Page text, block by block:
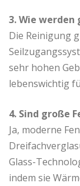
3. Wie
Die Reinigung
sehr hohen
lebenswichtig
4. Sind große
Ja, moderne
Glass-
indem sie